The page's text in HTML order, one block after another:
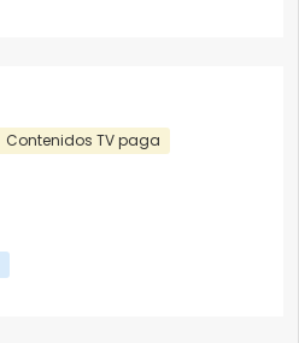
Contenidos TV paga